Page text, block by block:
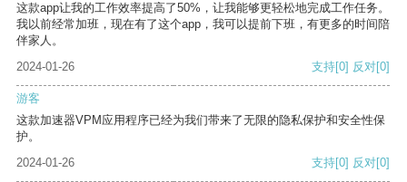
这款app让我的工作效率提高了50%，让我能够更轻松地完成工作任务。
我以前经常加班，现在有了这个app，我可以提前下班，有更多的时间陪
伴家人。
2024-01-26
支持[0] 反对[0]
游客
这款加速器VPM应用程序已经为我们带来了无限的隐私保护和安全性保
护。
2024-01-26
支持[0] 反对[0]